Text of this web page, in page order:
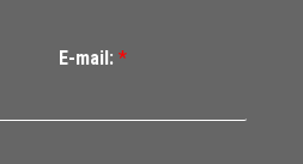
E-mail: *